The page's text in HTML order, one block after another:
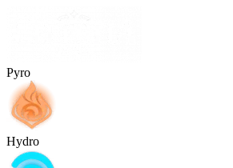
Pyro
Hydro